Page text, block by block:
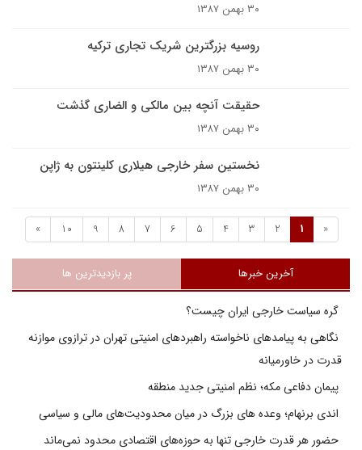
۳۰ بهمن ۱۳۸۷
روسیه بزرگترین شریک تجاری ترکیه
۳۰ بهمن ۱۳۸۷
حقیقت آنچه بین مالکی و الضاری گذشت
۳۰ بهمن ۱۳۸۷
نخستین سفر خارجی هیلاری کلینتون به ژاپن
۳۰ بهمن ۱۳۸۷
«
1
2
3
4
5
6
7
8
9
10
»
آخرین خبرها پر بازدیدترین ها
گره سیاست خارجی ایران چیست؟
نگاهی به پیامدهای ناخواسته راهبردهای امنیتی تهران در ترازوی موازنه
قدرت در خاورمیانه
پیمان دفاعی مکه؛ نظم امنیتی جدید منطقه
اندی برنهام؛ وعده های بزرگ در میان محدودیت‌های مالی و سیاسی
حضور هر قدرت خارجی تنها به حوزه‌های اقتصادی محدود نمی‌ماند